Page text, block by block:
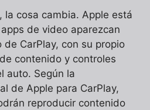
, la cosa cambia. Apple está
de video aparezcan
CarPlay, con su propio
contenido y controles
auto. Según la
de Apple para CarPlay,
reproducir contenido